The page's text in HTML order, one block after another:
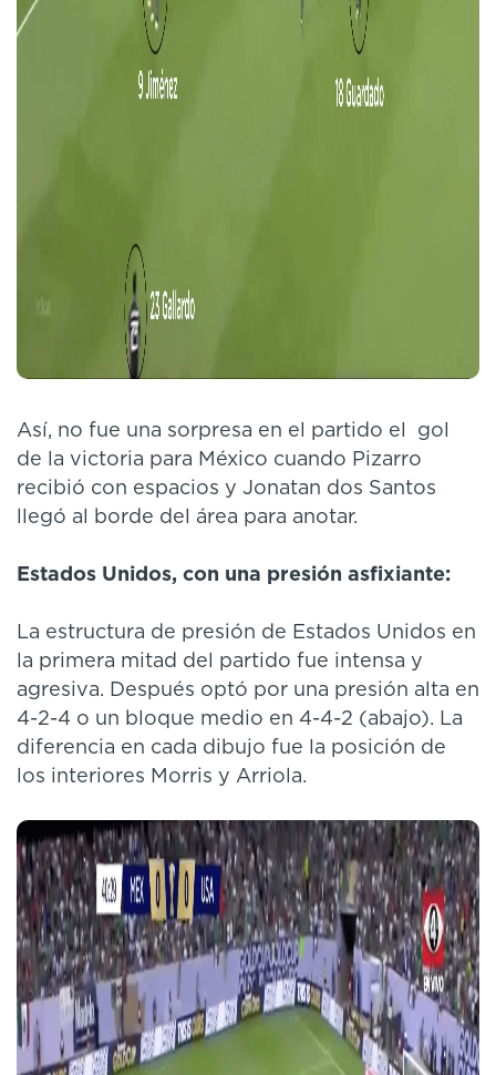
Así, no fue una sorpresa en el partido el gol
de la victoria para México cuando Pizarro
recibió con espacios y Jonatan dos Santos
llegó al borde del área para anotar.
Estados Unidos, con una presión asfixiante:
La estructura de presión de Estados Unidos en
la primera mitad del partido fue intensa y
agresiva. Después optó por una presión alta en
4-2-4 o un bloque medio en 4-4-2 (abajo). La
diferencia en cada dibujo fue la posición de
los interiores Morris y Arriola.